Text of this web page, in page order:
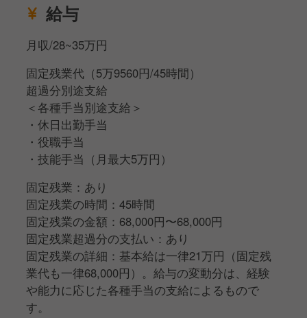
給与
月収/28~35万円
固定残業代（5万9560円/45時間）
超過分別途支給
＜各種手当別途支給＞
・休日出勤手当
・役職手当
・技能手当（月最大5万円）
固定残業：あり
固定残業の時間：45時間
固定残業の金額：68,000円〜68,000円
固定残業超過分の支払い：あり
固定残業の詳細：基本給は一律21万円（固定残
業代も一律68,000円）。給与の変動分は、経験
や能力に応じた各種手当の支給によるもので
す。